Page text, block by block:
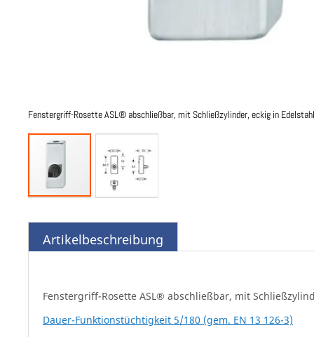
Fenstergriff-Rosette ASL® abschließbar, mit Schließzylinder, eckig in
Anfang
Bildgalerie
Artikelbeschreibung
Fenstergriff-Rosette ASL® abschließbar, mit
Dauer-Funktionstüchtigkeit 5/180 (gem. EN 13 126-3)